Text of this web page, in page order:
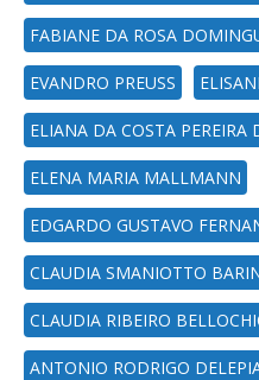
FABIANE DA ROSA
EVANDRO PREUSS
ELIANA DA COSTA PEREIRA
ELENA MARIA MALLMANN
EDGARDO GUSTAVO
CLAUDIA SMANIOTTO
CLAUDIA RIBEIRO
ANTONIO RODRIGO